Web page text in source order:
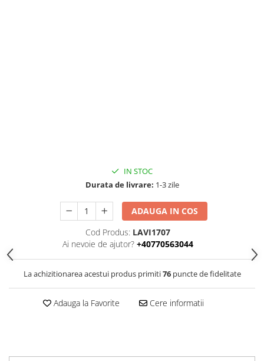
IN STOC
Durata de livrare: 1-3 zile
ADAUGA IN COS
Cod Produs: LAVI1707
Ai nevoie de ajutor? +40770563044
La achizitionarea acestui produs primiti76puncte de fidelitate
Adauga la Favorite Cere informatii